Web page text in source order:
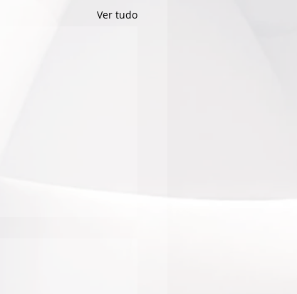
Ver tudo